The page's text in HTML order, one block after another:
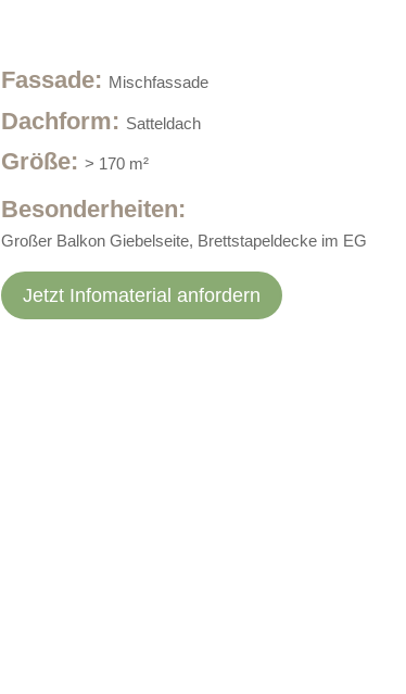
Fassade: Mischfassade
Dachform: Satteldach
Größe: > 170 m²
Besonderheiten:
Großer Balkon Giebelseite, Brettstapeldecke im EG
Jetzt Infomaterial anfordern